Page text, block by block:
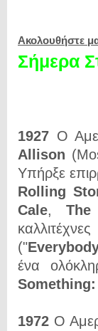
Ακολουθήστε
Σήμερα
1927 Ο
Allison
Υπήρξε
Rolling
Cale,
("
ένα
1972 Ο